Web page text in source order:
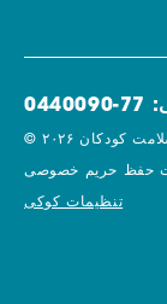
تنظیمات کوکی